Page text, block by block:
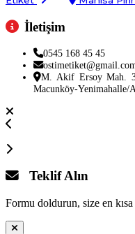
İletişim
0545 168 45 45
M. Akif Ersoy Mah.
Macunköy-Yenimahalle/
Teklif Alın
Formu doldurun, size en